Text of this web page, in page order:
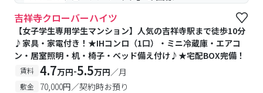
#女性専用
吉祥寺クローバーハイツ
【女子学生専用学生マンション】人気の吉祥寺駅まで徒歩10分
♪家具・家電付き！★IHコンロ（1口）・ミニ冷蔵庫・エアコ
ン・居室照明・机・椅子・ベッド備え付け♪★宅配BOX完備！
賃料 4.7万円-5.5万円／月
敷金 70,000円／契約時お預り